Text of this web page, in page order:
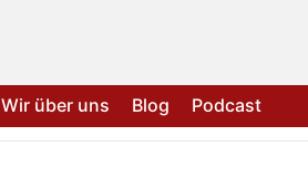
Wir über uns Blog Podcast